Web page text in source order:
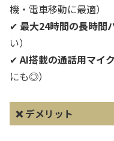
機・電車移動に最適）
✔ 最大24時間の長時間
い）
✔AI搭載の通話用マイ
にも◎）
❌デメリット